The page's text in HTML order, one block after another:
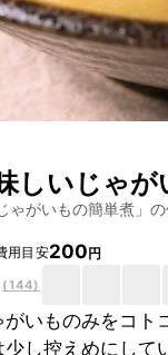
しいじゃが
ゃがいもの簡単煮 」
用目安200円
(144)
いものみをコト
少し控えめにし